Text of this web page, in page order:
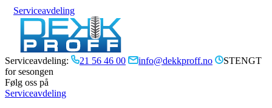
Serviceavdeling
Serviceavdeling: 21 56 46 00 info@dekkproff.no
STENGT
for sesongen
Følg oss på
Serviceavdeling